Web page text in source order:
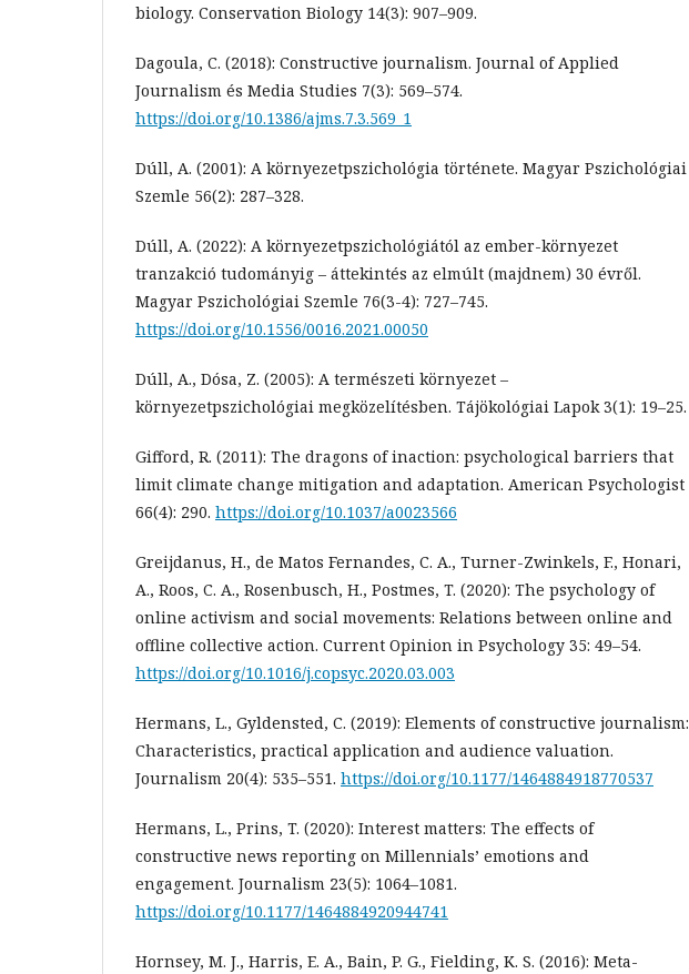
biology. Conservation Biology 14(3): 907–909.
Dagoula, C. (2018): Constructive journalism. Journal of Applied
Journalism és Media Studies 7(3): 569–574.
https://doi.org/10.1386/ajms.7.3.569_1
Dúll, A. (2001): A környezetpszichológia története. Magyar Pszichológiai
Szemle 56(2): 287–328.
Dúll, A. (2022): A környezetpszichológiától az ember-környezet
tranzakció tudományig – áttekintés az elmúlt (majdnem) 30 évről.
Magyar Pszichológiai Szemle 76(3-4): 727–745.
https://doi.org/10.1556/0016.2021.00050
Dúll, A., Dósa, Z. (2005): A természeti környezet –
környezetpszichológiai megközelítésben. Tájökológiai Lapok 3(1): 19–25.
Gifford, R. (2011): The dragons of inaction: psychological barriers that
limit climate change mitigation and adaptation. American Psychologist
66(4): 290. https://doi.org/10.1037/a0023566
Greijdanus, H., de Matos Fernandes, C. A., Turner-Zwinkels, F., Honari,
A., Roos, C. A., Rosenbusch, H., Postmes, T. (2020): The psychology of
online activism and social movements: Relations between online and
offline collective action. Current Opinion in Psychology 35: 49–54.
https://doi.org/10.1016/j.copsyc.2020.03.003
Hermans, L., Gyldensted, C. (2019): Elements of constructive journalism:
Characteristics, practical application and audience valuation.
Journalism 20(4): 535–551. https://doi.org/10.1177/1464884918770537
Hermans, L., Prins, T. (2020): Interest matters: The effects of
constructive news reporting on Millennials’ emotions and
engagement. Journalism 23(5): 1064–1081.
https://doi.org/10.1177/1464884920944741
Hornsey, M. J., Harris, E. A., Bain, P. G., Fielding, K. S. (2016): Meta-